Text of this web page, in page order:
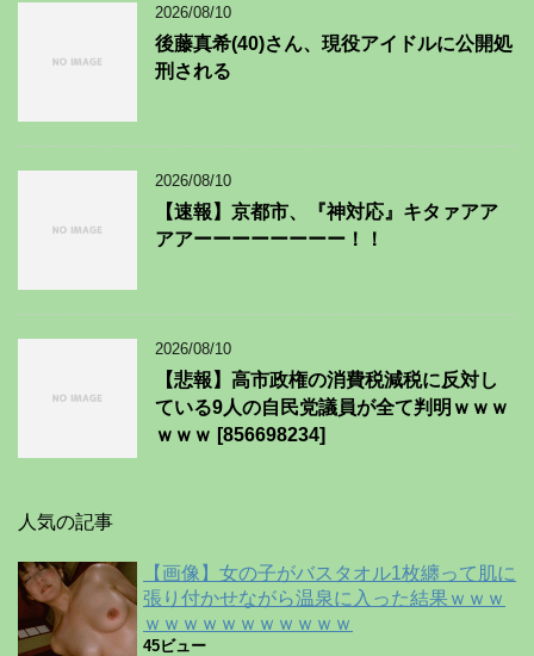
2026/08/10
後藤真希(40)さん、現役アイドルに公開処
刑される
2026/08/10
【速報】京都市、『神対応』キタァアア
アアーーーーーーーー！！
2026/08/10
【悲報】高市政権の消費税減税に反対し
ている9人の自民党議員が全て判明ｗｗｗ
ｗｗｗ [856698234]
人気の記事
【画像】女の子がバスタオル1枚纏って肌に
張り付かせながら温泉に入った結果ｗｗｗ
ｗｗｗｗｗｗｗｗｗｗｗ
45ビュー